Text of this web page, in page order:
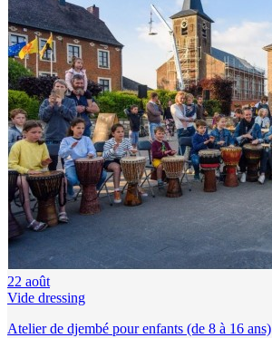
22 août
Vide dressing
Atelier de djembé pour enfants (de 8 à 16 ans)